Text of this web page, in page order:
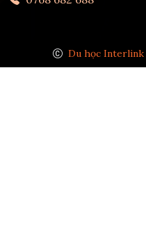
Du học Interlink